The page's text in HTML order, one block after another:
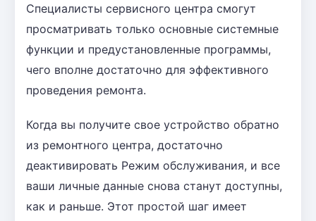
Специалисты сервисного центра смогут
просматривать только основные системные
функции и предустановленные программы,
чего вполне достаточно для эффективного
проведения ремонта.
Когда вы получите свое устройство обратно
из ремонтного центра, достаточно
деактивировать Режим обслуживания, и все
ваши личные данные снова станут доступны,
как и раньше. Этот простой шаг имеет